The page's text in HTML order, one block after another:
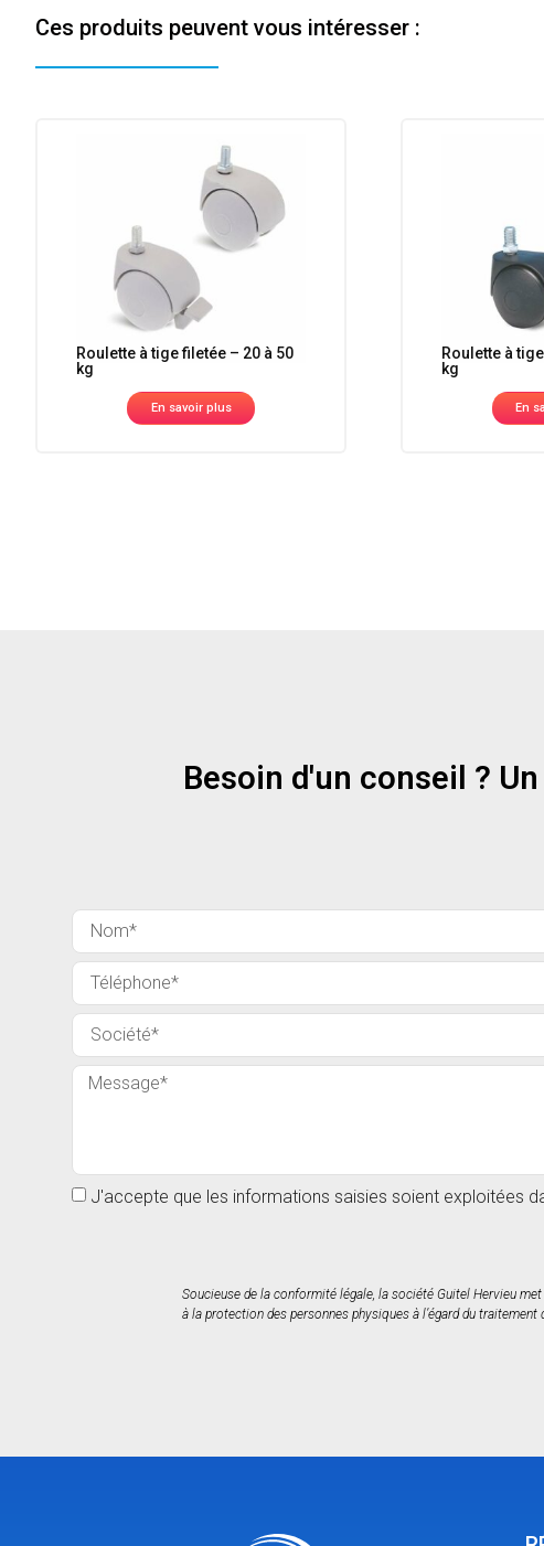
Ces produits peuvent vous intéresser :
Roulette à tige filetée – 20 à 50
kg
En savoir plus
Roulette à
kg
En
Besoin d'un conseil ?
J'accepte que les informations saisies soient exploitées
Soucieuse de la conformité légale, la société Guitel Hervieu
à la protection des personnes physiques à l’égard du